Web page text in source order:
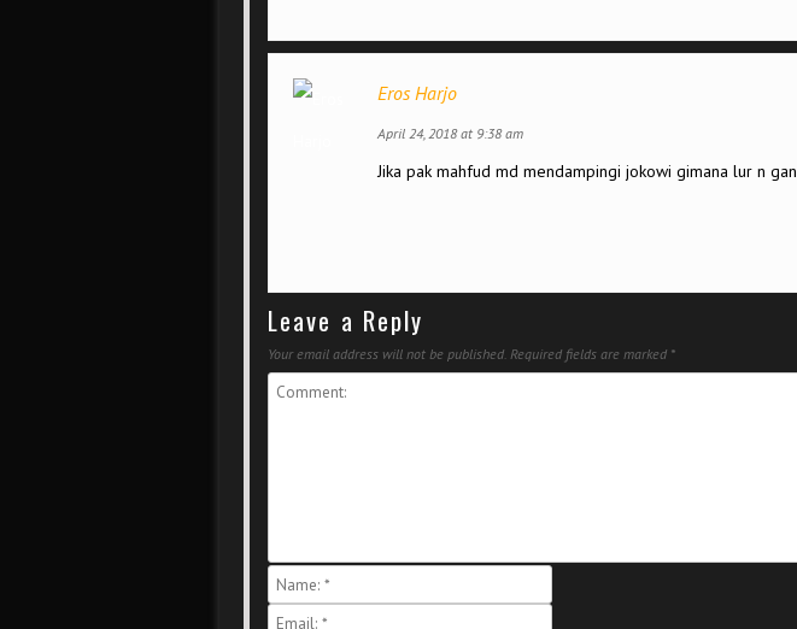
Eros Harjo
April 24, 2018 at 9:38 am
Jika pak mahfud md mendampingi jokowi gimana lur n gan
Leave a Reply
Your email address will not be published. Required fields are marked *